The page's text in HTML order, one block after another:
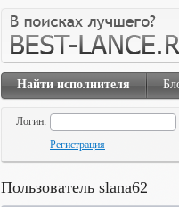
Найти исполнителя
Логин:
Регистрация
Пользователь slana62